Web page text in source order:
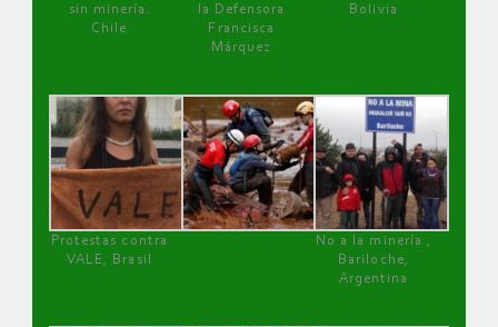
sin minería.
Chile
la Defensora
Francisca
Márquez
Bolivia
Protestas contra
VALE, Brasil
No a la minería ,
Bariloche,
Argentina